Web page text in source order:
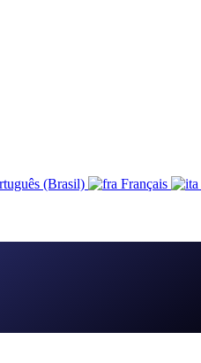
(Brasil) Français